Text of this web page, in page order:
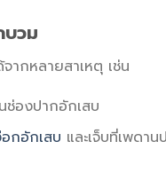
บวม
ากหลายสาเหตุ เช่น
ช่องปากอักเสบ
อกอักเสบ และเจ็บที่เพดาน